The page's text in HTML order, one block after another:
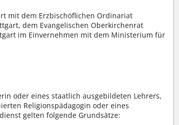
mit dem Erzbischöflichen Ordinariat
dem Evangelischen Oberkirchenrat
im Einvernehmen mit dem Ministerium für
oder eines staatlich ausgebildeten Lehrers,
Religionspädagogin oder eines
gelten folgende Grundsätze: